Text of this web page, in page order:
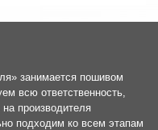
занимается пошивом
всю ответственность,
производителя
подходим ко всем этапам